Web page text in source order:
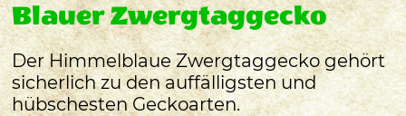
Blauer Zwergtaggecko
Der Himmelblaue Zwergtaggecko gehört
sicherlich zu den auffälligsten und
hübschesten Geckoarten.